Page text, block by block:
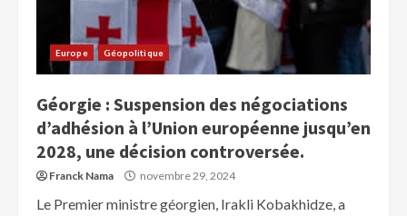
Europe Géopolitique
Géorgie : Suspension des négociations
d’adhésion à l’Union européenne jusqu’en
2028, une décision controversée.
Franck Nama novembre 29, 2024
Le Premier ministre géorgien, Irakli Kobakhidze, a